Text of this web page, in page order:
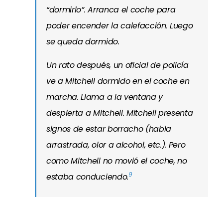
“dormirlo”. Arranca el coche para
poder encender la calefacción. Luego
se queda dormido.
Un rato después, un oficial de policía
ve a Mitchell dormido en el coche en
marcha. Llama a la ventana y
despierta a Mitchell. Mitchell presenta
signos de estar borracho (habla
arrastrada, olor a alcohol, etc.). Pero
como Mitchell no movió el coche, no
estaba conduciendo.9